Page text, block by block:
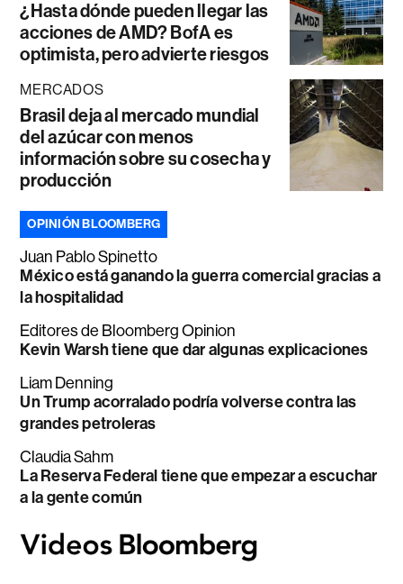
¿Hasta dónde pueden llegar las
acciones de AMD? BofA es
optimista, pero advierte riesgos
MERCADOS
Brasil deja al mercado mundial
del azúcar con menos
información sobre su cosecha y
producción
OPINIÓN BLOOMBERG
Juan Pablo Spinetto
México está ganando la guerra comercial gracias a
la hospitalidad
Editores de Bloomberg Opinion
Kevin Warsh tiene que dar algunas explicaciones
Liam Denning
Un Trump acorralado podría volverse contra las
grandes petroleras
Claudia Sahm
La Reserva Federal tiene que empezar a escuchar
a la gente común